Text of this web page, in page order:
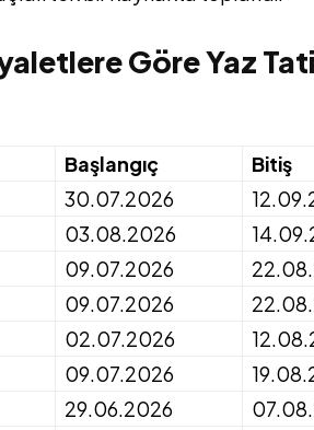
Göre Yaz
Başlangıç
Bitiş
30.07.2026
03.08.2026
09.07.2026
09.07.2026
02.07.2026
09.07.2026
29.06.2026